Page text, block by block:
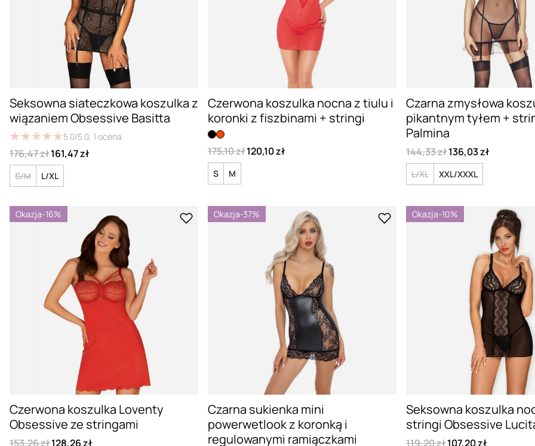
Seksowna siateczkowa koszulka z
wiązaniem Obsessive Basitta
★★★★★
★★★★★5.0/5.0, 1 ocena
176,47 zł161,47 zł
S/M L/XL
Czerwona koszulka nocna z tiulu i
koronki z fiszbinami + stringi
175,10 zł120,10 zł
S M
Czarna zmysłowa
pikantnym tyłem +
Palmina
144,33 zł136,03 zł
L/XL XXL/XXXL
Okazja-16%
Czerwona koszulka Loventy
Obsessive ze stringami
153,26 zł128,26 zł
Okazja-37%
Czarna sukienka mini
powerwetlook z koronką i
regulowanymi ramiączkami
Okazja-10%
Seksowna koszulka
stringi Obsessive
119,20 zł107,20 zł